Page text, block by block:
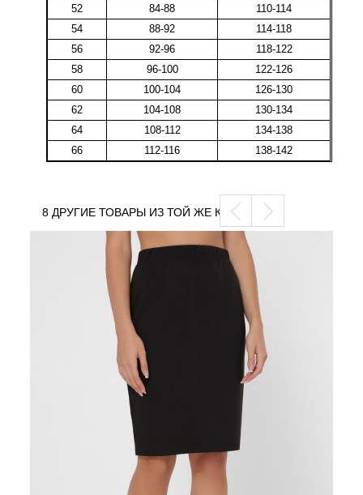
52
84-88
110-114
54
88-92
114-118
56
92-96
118-122
58
96-100
122-126
60
100-104
126-130
62
104-108
130-134
64
108-112
134-138
66
112-116 138-142
8 ДРУГИЕ ТОВАРЫ ИЗ ТОЙ ЖЕ КАТЕГОРИИ